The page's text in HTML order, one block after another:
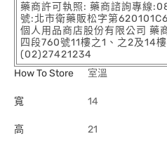
藥商許可執照: 藥商諮詢專線
號:北市衛藥販松字第
個人用品商店股份有限公司 藥
四段760號11樓之1、之2及14
(02)27421234
How To Store
室溫
寬 14
高 21